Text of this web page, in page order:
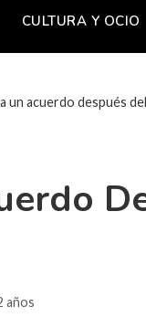
CULTURA Y OCIO
un acuerdo después
años